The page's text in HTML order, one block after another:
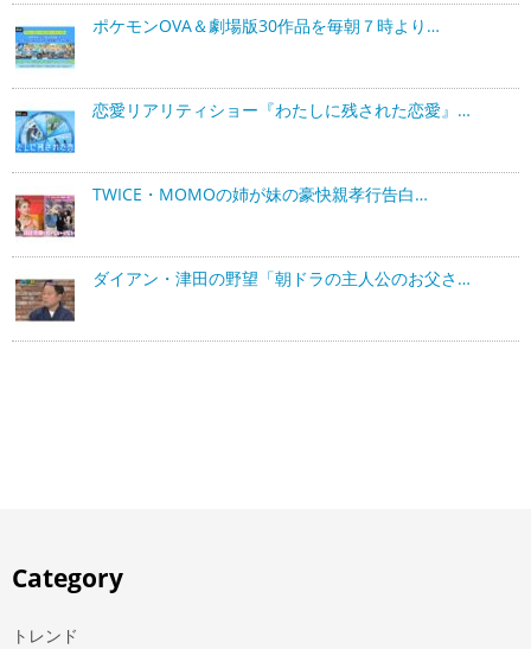
ポケモンOVA＆劇場版30作品を毎朝７時より…
恋愛リアリティショー『わたしに残された恋愛』…
TWICE・MOMOの姉が妹の豪快親孝行告白…
ダイアン・津田の野望「朝ドラの主人公のお父さ…
Category
トレンド